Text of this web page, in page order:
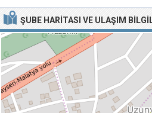
ŞUBE HARITASI VE ULAŞIM